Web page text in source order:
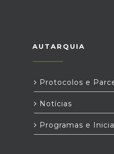
AUTARQUIA
Protocolos e
Notícias
Programas e